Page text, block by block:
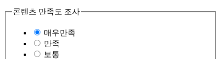
콘텐츠 만족도 조사
매우만족
만족
보통